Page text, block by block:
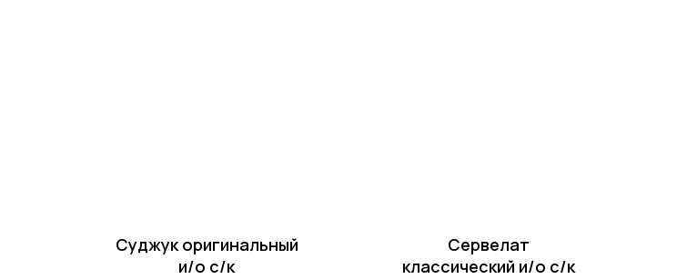
Суджук оригинальный
и/о с/к
Сервелат
классический и/о с/к